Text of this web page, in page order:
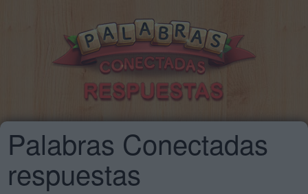
Palabras Conectadas
respuestas